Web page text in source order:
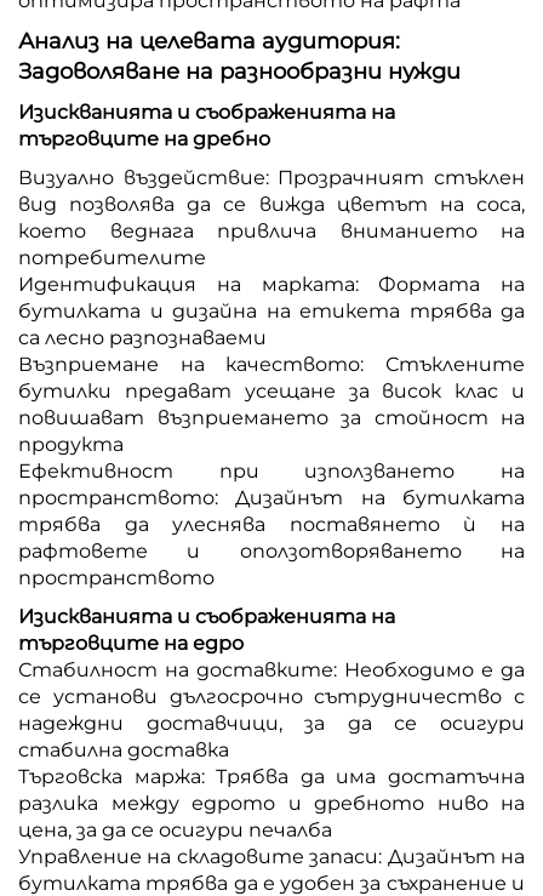
Анализ на целевата аудитория:
Задоволяване на разнообразни нужди
Изискванията и съображенията на
търговците на дребно
Визуално въздействие: Прозрачният стъклен
вид позволява да се вижда цветът на соса,
което веднага привлича вниманието на
потребителите
Идентификация на марката: Формата на
бутилката и дизайна на етикета трябва да
са лесно разпознаваеми
Възприемане на качеството: Стъклените
бутилки предават усещане за висок клас и
повишават възприемането за стойност на
продукта
Ефективност при използването на
пространството: Дизайнът на бутилката
трябва да улеснява поставянето ѝ на
рафтовете и оползотворяването на
пространството
Изискванията и съображенията на
търговците на едро
Стабилност на доставките: Необходимо е да
се установи дългосрочно сътрудничество с
надеждни доставчици, за да се осигури
стабилна доставка
Търговска маржа: Трябва да има достатъчна
разлика между едрото и дребното ниво на
цена, за да се осигури печалба
Управление на складовите запаси: Дизайнът на
бутилката трябва да е удобен за съхранение и